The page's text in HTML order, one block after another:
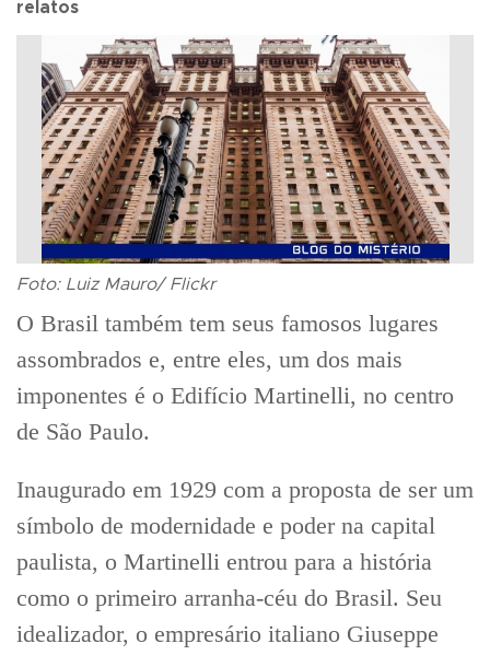
relatos
Foto: Luiz Mauro/ Flickr
O Brasil também tem seus famosos lugares
assombrados e, entre eles, um dos mais
imponentes é o Edifício Martinelli, no centro
de São Paulo.
Inaugurado em 1929 com a proposta de ser um
símbolo de modernidade e poder na capital
paulista, o Martinelli entrou para a história
como o primeiro arranha-céu do Brasil. Seu
idealizador, o empresário italiano Giuseppe